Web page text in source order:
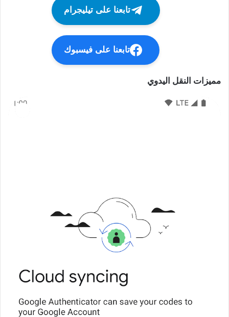
تابعنا على تيليجرام
تابعنا على فيسبوك
مميزات النقل اليدوي